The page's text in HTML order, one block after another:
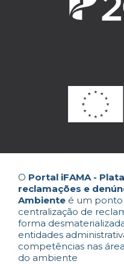
O Portal iFAMA -
reclamações e
Ambiente é um ponto
centralização de
forma
entidades
competências nas
do ambiente